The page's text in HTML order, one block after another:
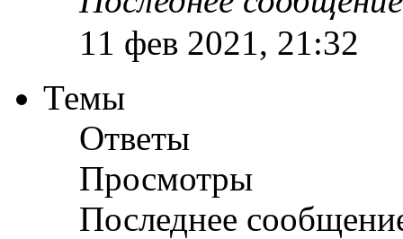
11 фев 2021, 21:32
Темы
Ответы
Просмотры
Последнее